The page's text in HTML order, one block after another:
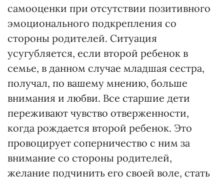
самооценки при отсутствии позитивного
эмоционального подкрепления со
стороны родителей. Ситуация
усугубляется, если второй ребенок в
семье, в данном случае младшая сестра,
получал, по вашему мнению, больше
внимания и любви. Все старшие дети
переживают чувство отверженности,
когда рождается второй ребенок. Это
провоцирует соперничество с ним за
внимание со стороны родителей,
желание подчинить его своей воле, стать